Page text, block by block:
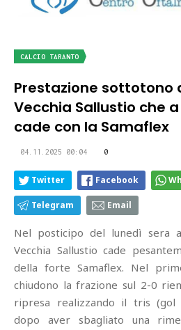
CALCIO TARANTO
Prestazione sottotono
Vecchia Sallustio che
cade con la Samaflex
04.11.2025 00:04 0
Twitter Facebook
Telegram Email
Nel posticipo del lunedì sera
Vecchia Sallustio cade
della forte Samaflex. Nel
chiudono la frazione sul 2-0
ripresa realizzando il tris (gol
dopo aver sbagliato una